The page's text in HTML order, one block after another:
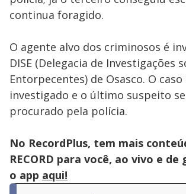
continua foragido.
O agente alvo dos criminosos é
DISE (Delegacia de Investigações
Entorpecentes) de Osasco. O
investigado e o último suspeito
procurado pela polícia.
No RecordPlus, tem mais
RECORD para você, ao vivo e de
o app aqui!